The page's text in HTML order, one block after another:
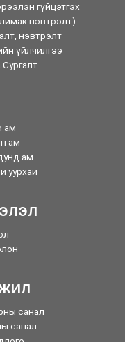
гүйцэтгэх
нэвтрэлт)
нэвтрэлт
үйлчилгээ
ам
ам
ам
уурхай
санал
санал